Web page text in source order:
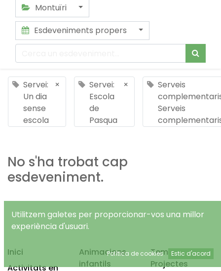
Montuïri
Esdeveniments propers
Servei:
Un dia
sense
escola
×
Servei:
Escola
de
Pasqua
×
Serveis
Serveis
No s'ha trobat cap
esdeveniment.
Inici
Activitats en
Animacions
infantils
Temps Lliure
Projectes
Utilitzem galetes per proporcionar-vos una millor
experiència d'usuari.
Política de cookies Estic d'acord